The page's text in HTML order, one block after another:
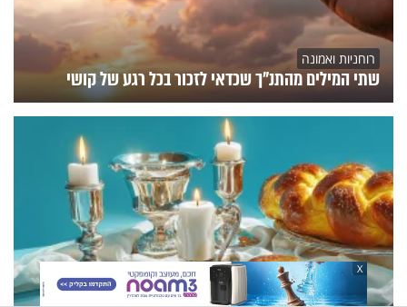
רוחניות ואמונה
שתי המילים מהתנ"ך שכדאי לזכור בכל רגע של קושי
X